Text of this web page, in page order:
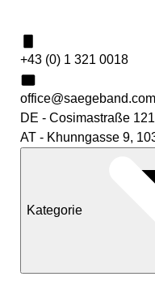
+43 (0) 1 321 0018
office@saegeband.com
DE - Cosimastraße
AT - Khunngasse 9,
Kategorie